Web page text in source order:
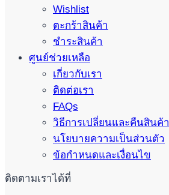
Wishlist
ตะกร้าสินค้า
ชำระสินค้า
ศูนย์ช่วยเหลือ
เกี่ยวกับเรา
ติดต่อเรา
FAQs
วิธีการเปลี่ยนและคืนสินค้า
นโยบายความเป็นส่วนตัว
ข้อกำหนดและเงื่อนไข
ติดตามเราได้ที่